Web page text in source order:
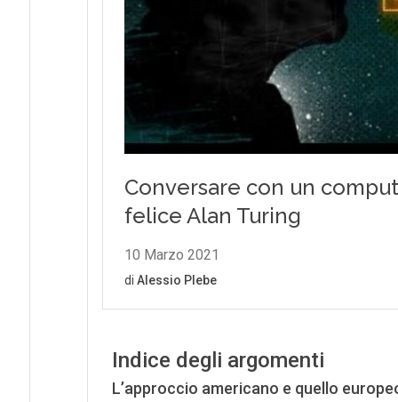
Indice degli argomenti
L’approccio americano e quello